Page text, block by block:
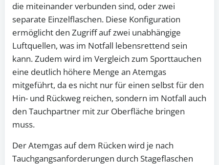
die miteinander verbunden sind, oder zwei
separate Einzelflaschen. Diese Konfiguration
ermöglicht den Zugriff auf zwei unabhängige
Luftquellen, was im Notfall lebensrettend sein
kann. Zudem wird im Vergleich zum Sporttauchen
eine deutlich höhere Menge an Atemgas
mitgeführt, da es nicht nur für einen selbst für den
Hin- und Rückweg reichen, sondern im Notfall auch
den Tauchpartner mit zur Oberfläche bringen
muss.
Der Atemgas auf dem Rücken wird je nach
Tauchgangsanforderungen durch Stageflaschen